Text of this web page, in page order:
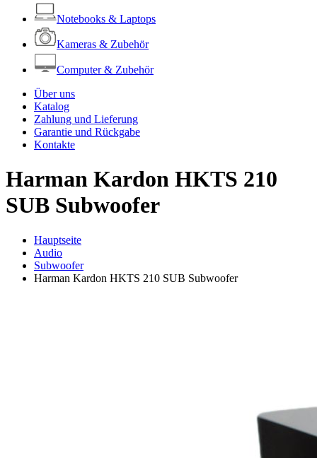
Notebooks & Laptops
Kameras & Zubehör
Computer & Zubehör
Über uns
Katalog
Zahlung und Lieferung
Garantie und Rückgabe
Kontakte
Harman Kardon HKTS 210
SUB Subwoofer
Hauptseite
Audio
Subwoofer
Harman Kardon HKTS 210 SUB Subwoofer